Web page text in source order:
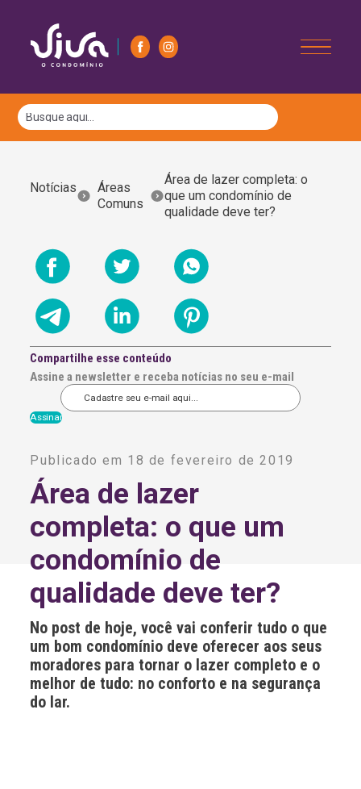
Notícias
Áreas
Comuns
Área de lazer completa: o
que um condomínio de
qualidade deve ter?
Compartilhe esse conteúdo
Assine a newsletter e receba notícias no seu e-mail
t
n
t
v
:
Publicado em 18 de fevereiro de 2019
Área de lazer
completa: o que um
condomínio de
qualidade deve ter?
No post de hoje, você vai conferir tudo o que
um bom condomínio deve oferecer aos seus
moradores para tornar o lazer completo e o
melhor de tudo: no conforto e na segurança
do lar.